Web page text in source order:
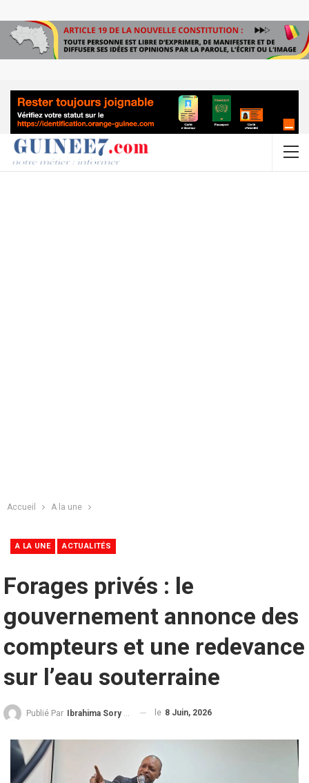
Accueil A la une
A LA UNE ACTUALITÉS
Forages privés : le
gouvernement annonce des
compteurs et une redevance
sur l’eau souterraine
Publié Par Ibrahima Sory Diallo le 8 Juin, 2026